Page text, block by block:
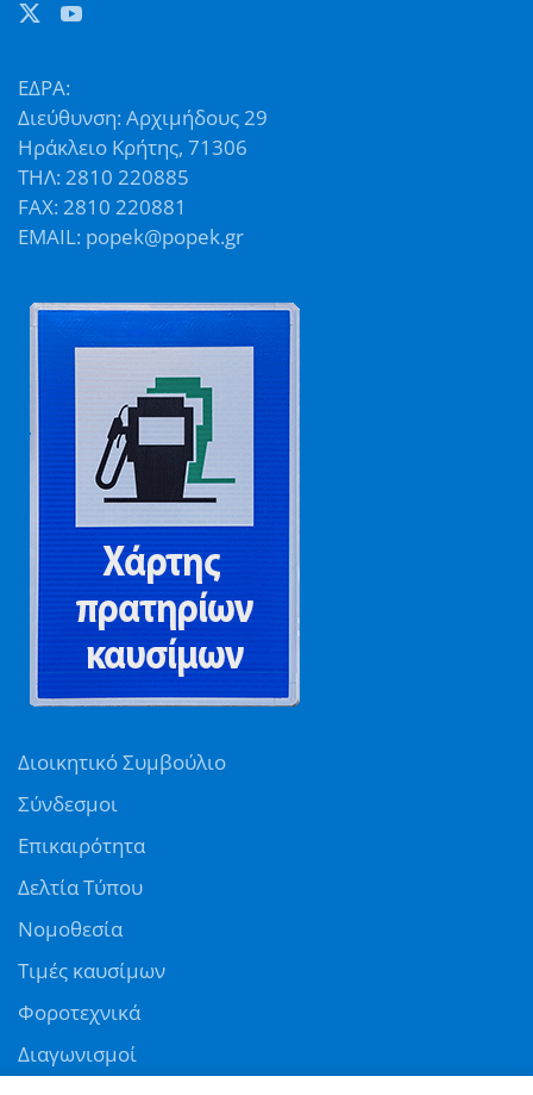
ΕΔΡΑ:
Διεύθυνση: Αρχιμήδους 29
Ηράκλειο Κρήτης, 71306
ΤΗΛ: 2810 220885
FAX: 2810 220881
EMAIL: popek@popek.gr
Διοικητικό Συμβούλιο
Σύνδεσμοι
Επικαιρότητα
Δελτία Τύπου
Νομοθεσία
Τιμές καυσίμων
Φοροτεχνικά
Διαγωνισμοί